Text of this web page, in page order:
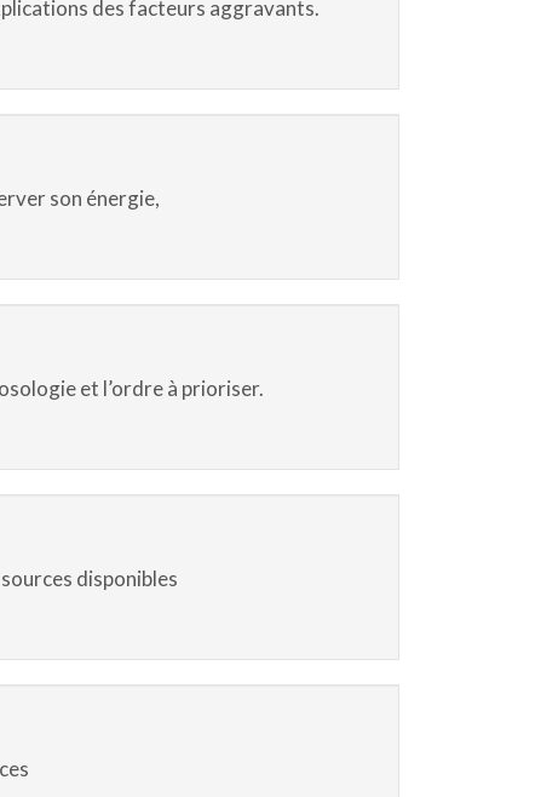
des facteurs aggravants.
son énergie,
et l’ordre à prioriser.
disponibles